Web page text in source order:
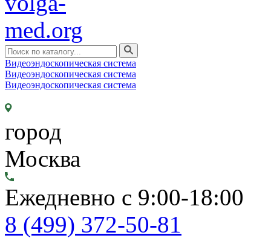
Видеоэндоскопическая система
Видеоэндоскопическая система
Видеоэндоскопическая система
город
Москва
Ежедневно с 9:00-18:00
8 (499) 372-50-81